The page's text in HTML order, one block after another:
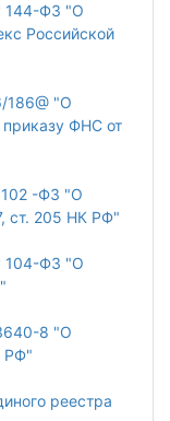
144-ФЗ "О
Российской
186@ "О
ФНС от
102 -ФЗ "О
ст. 205 НК РФ"
104-ФЗ "О
8 "О
РФ"
реестра